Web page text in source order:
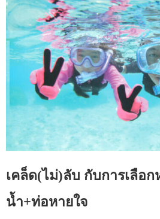
เคล็ด(ไม่)ลับ กับการเลือ
น้ำ+ท่อหายใจ